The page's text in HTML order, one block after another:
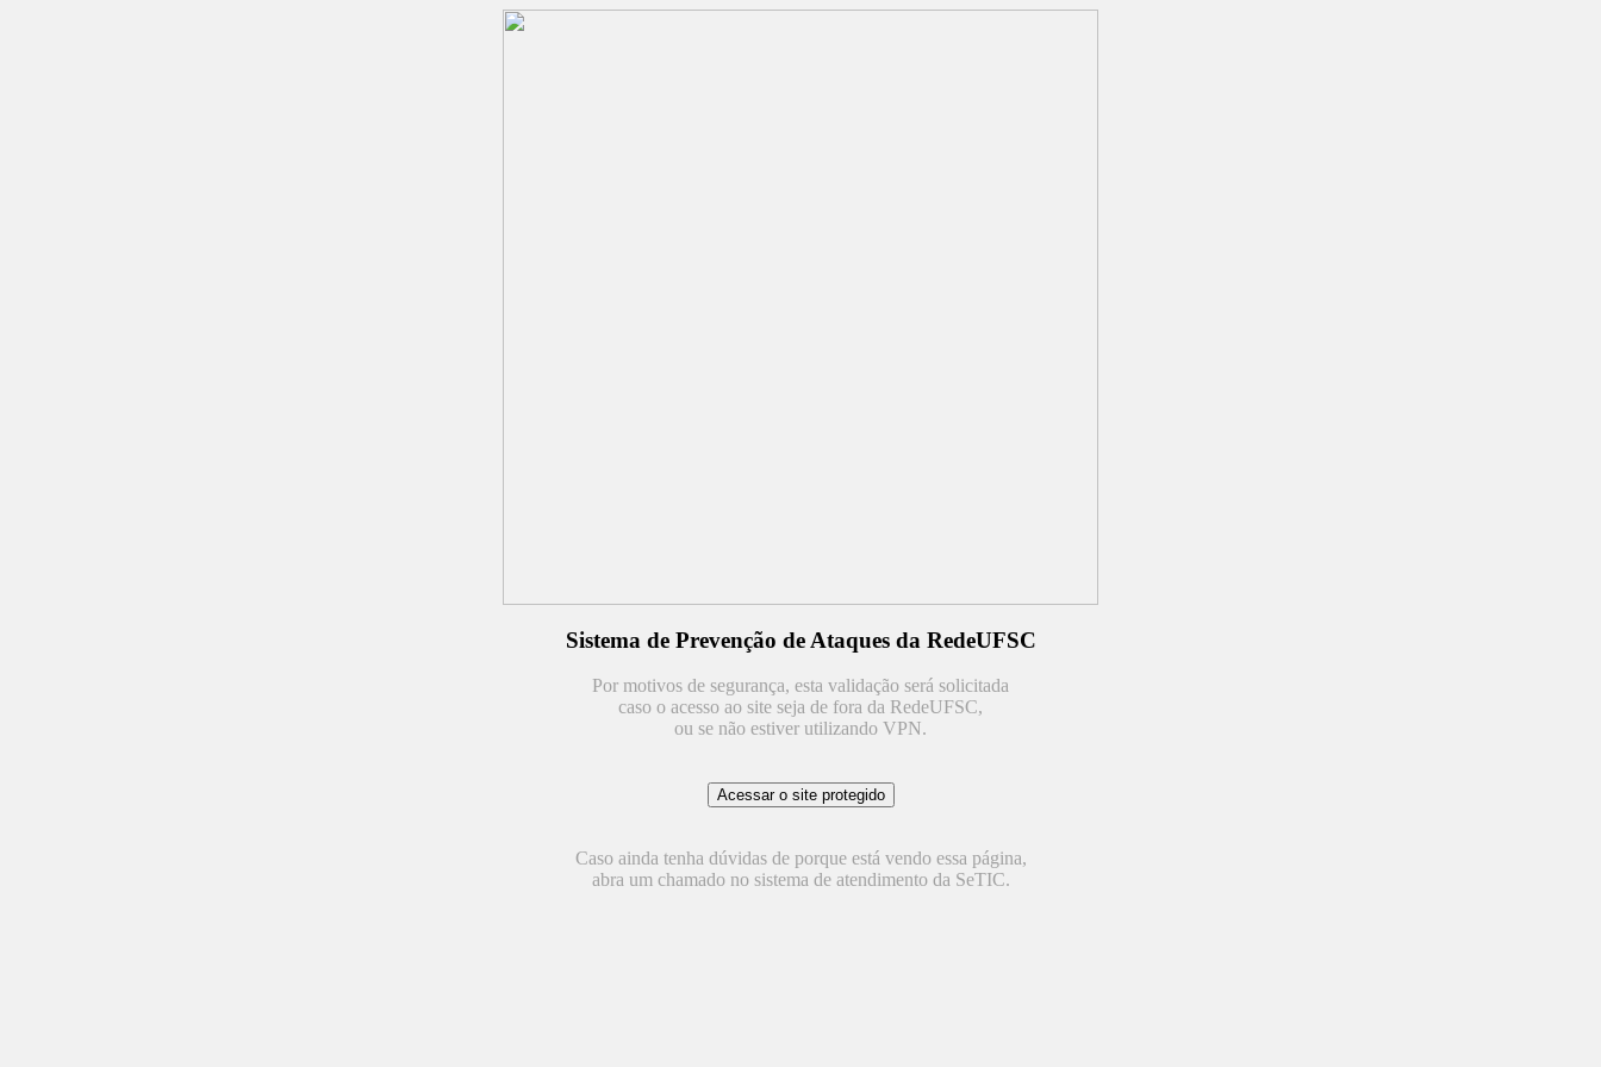
Sistema de Prevenção de Ataques da RedeUFSC
Por motivos de segurança, esta validação será solicitada
caso o acesso ao site seja de fora da RedeUFSC,
ou se não estiver utilizando VPN.
Caso ainda tenha dúvidas de porque está vendo essa página,
abra um chamado no sistema de atendimento da SeTIC.